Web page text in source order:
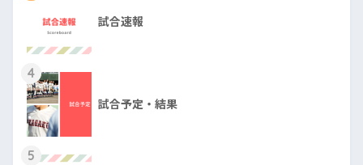
試合速報
4
試合予定・結果
5